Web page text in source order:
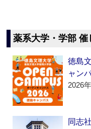
薬系大学・学部 催
徳島
ャン
2026
同志